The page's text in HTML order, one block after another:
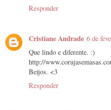
Responder
Cristiane Andrade 6 de
Que lindo e diferente. :)
http://
Beijos. <3
Responder